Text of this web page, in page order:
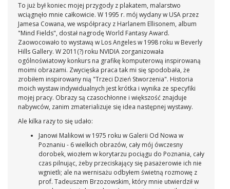
To już był koniec mojej przygody z plakatem, malarstwo
wciągnęło mnie całkowicie. W 1995 r. mój wydany w USA przez
Jamesa Cowana, we współpracy z Harlanem Ellisonem, album
"Mind Fields", dostał nagrodę World Fantasy Award.
Zaowocowało to wystawą w Los Angeles w 1998 roku w Beverly
Hills Gallery. W 2011(?) roku NVIDIA zorganizowała
ogólnoświatowy konkurs na grafikę komputerową inspirowaną
moimi obrazami. Zwycięska praca tak mi się spodobała, że
zrobiłem inspirowany nią "Trzeci Dzień Stworzenia". Historia
moich wystaw indywidualnych jest krótka i wynika ze specyfiki
mojej pracy. Obrazy są czasochłonne i większość znajduje
nabywców, zanim zmaterializuje się idea następnej wystawy.
Ale kilka razy to się udało:
Janowi Malikowi w 1975 roku w Galerii Od Nowa w
Poznaniu - 6 wielkich obrazów, cały mój ówczesny
dorobek, wiozłem w korytarzu pociągu do Poznania, cały
czas pilnując, żeby przeciskający się pasażerowie ich nie
wgnietli; ale na wernisażu odbyłem świetną rozmowę z
prof. Tadeuszem Brzozowskim, który mnie utwierdził w